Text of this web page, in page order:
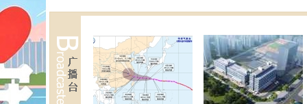
六 » ›